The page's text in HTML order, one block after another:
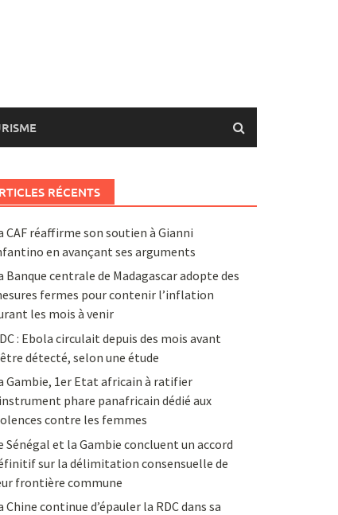
RÉCENTS
CAF réaffirme son soutien à Gianni
en avançant ses arguments
Banque centrale de Madagascar adopte des
fermes pour contenir l’inflation
les mois à venir
: Ebola circulait depuis des mois avant
détecté, selon une étude
Gambie, 1er Etat africain à ratifier
phare panafricain dédié aux
contre les femmes
Sénégal et la Gambie concluent un accord
sur la délimitation consensuelle de
frontière commune
Chine continue d’épauler la RDC dans sa